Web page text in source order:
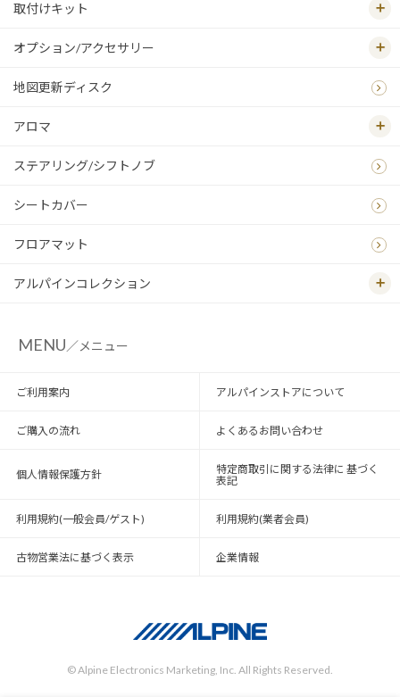
取付けキット
オプション/アクセサリー
地図更新ディスク
アロマ
ステアリング/シフトノブ
シートカバー
フロアマット
アルパインコレクション
MENU／メニュー
ご利用案内 アルパインストアについて
ご購入の流れ よくあるお問い合わせ
個人情報保護方針
特定商取引に関する法律に 基づく
表記
利用規約(一般会員/ゲスト) 利用規約(業者会員)
古物営業法に基づく表示 企業情報
© Alpine Electronics Marketing, Inc. All Rights Reserved.